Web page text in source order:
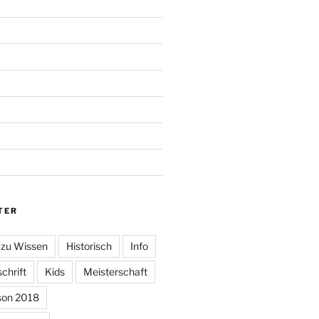
Wissen Historisch Info
Kids Meisterschaft
2018